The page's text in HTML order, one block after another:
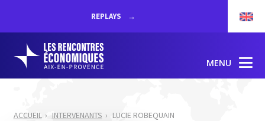
REPLAYS
MENU
ACCUEIL INTERVENANTS LUCIE ROBEQUAIN